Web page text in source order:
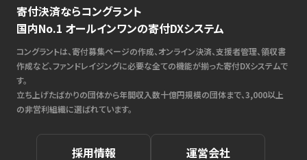
寄付決済ならコングラント
国内No.1 オールインワンの寄付DXシステム
コングラントは、寄付募集ページの作成、オンライン決済、支援者管理、領収書
作成など、ファンドレイジングに必要な全ての機能が揃った寄付DXシステムで
す。
立ち上げたばかりの団体から年間収入数十億円規模の団体まで、3,000以上
の非営利組織に選ばれています。
採用情報 運営会社